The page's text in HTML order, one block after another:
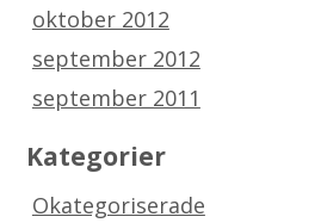
oktober 2012
september 2012
september 2011
Kategorier
Okategoriserade